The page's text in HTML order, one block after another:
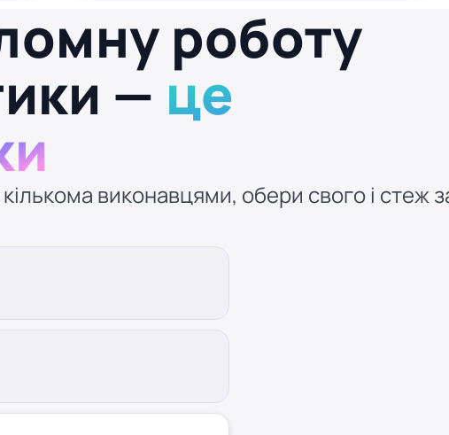
роботу
— це
виконавцями, обери свого і стеж